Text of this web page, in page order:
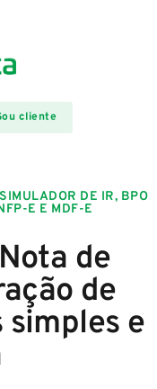
cliente
DE IR, BPO
E E MDF-E
Nota de
de
simples e